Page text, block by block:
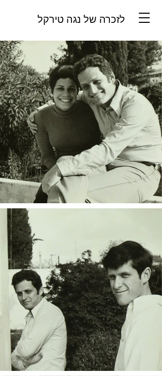
לזכרה של נגה טירקל